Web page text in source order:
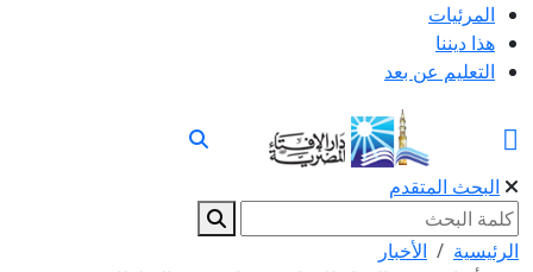
المرئيات
هذا ديننا
التعليم عن بعد
البحث المتقدم
الرئيسية
الأخبار